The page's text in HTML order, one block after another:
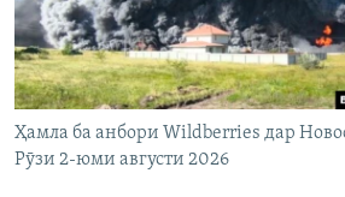
Ҳамла ба анбори Wildberries дар
Рӯзи 2-юми августи 2026